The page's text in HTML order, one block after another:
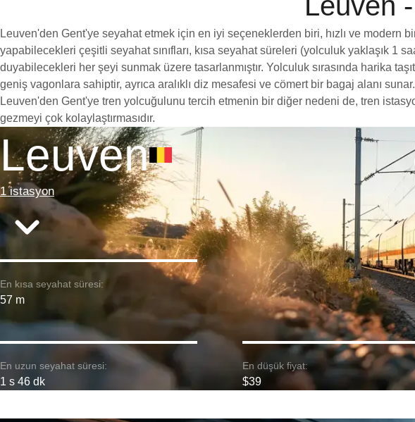
Leuven'den Gent'ye seyahat etmek için en iyi seçeneklerden biri, hızlı ve modern
yapabilecekleri çeşitli seyahat sınıfları, kısa seyahat süreleri (yolculuk yaklaşık
duyabilecekleri her şeyi sunmak üzere tasarlanmıştır. Yolculuk sırasında harika
geniş vagonlara sahiptir, ayrıca aralıklı diz mesafesi ve cömert bir bagaj alanı
Leuven'den Gent'ye tren yolcuğulunu tercih etmenin bir diğer nedeni de, tren
gezmeyi çok kolaylaştırmasıdır.
Leuven
1 istasyon
En kısa seyahat süresi:
57 m
En uzun seyahat süresi:
1 s 46 dk
En düşük fiyat:
$39